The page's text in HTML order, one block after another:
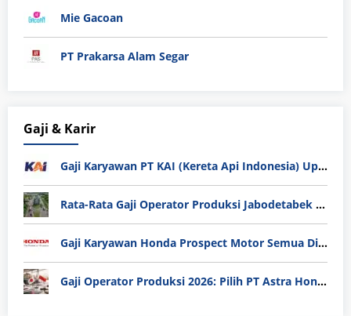
Mie Gacoan
PT Prakarsa Alam Segar
Gaji & Karir
Gaji Karyawan PT KAI (Kereta Api Indonesia) Update 2025
Rata-Rata Gaji Operator Produksi Jabodetabek 2025: Bedah Tuntas UMK, Lemburan, dan Realita Hidup Buruh
Gaji Karyawan Honda Prospect Motor Semua Divisi
Gaji Operator Produksi 2026: Pilih PT Astra Honda Motor (AHM) atau Manufaktur di Jepang?